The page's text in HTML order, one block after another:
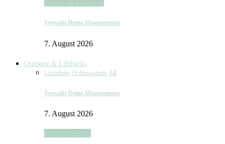
Verwalte Deine Abonnements
7. August 2026
Ordnung & Lifehacks
Listenliebe Ordnungsliebe All
Verwalte Deine Abonnements
7. August 2026